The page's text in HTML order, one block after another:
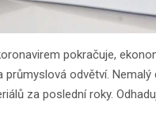
pokračuje,
odvětví.
za poslední roky.